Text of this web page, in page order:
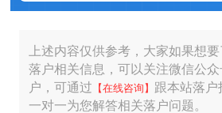
上述内容仅供参考，大家如果想
落户相关信息，可以关注微信公
户，可通过 【在线咨询】 跟本站落户
一对一为您解答相关落户问题。